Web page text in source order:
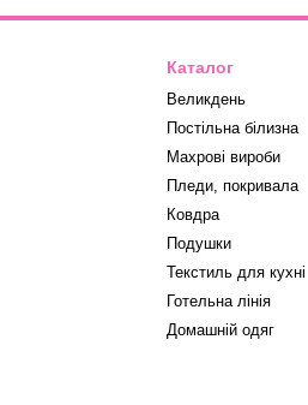
Каталог
Великдень
Постільна білизна
Махрові вироби
Пледи, покривала
Ковдра
Подушки
Текстиль для кухні
Готельна лінія
Домашній одяг